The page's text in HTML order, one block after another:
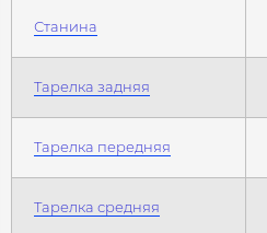
Станина
Тарелка задняя
Тарелка передняя
Тарелка средняя